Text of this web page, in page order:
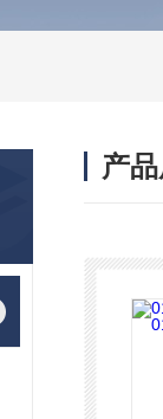
产